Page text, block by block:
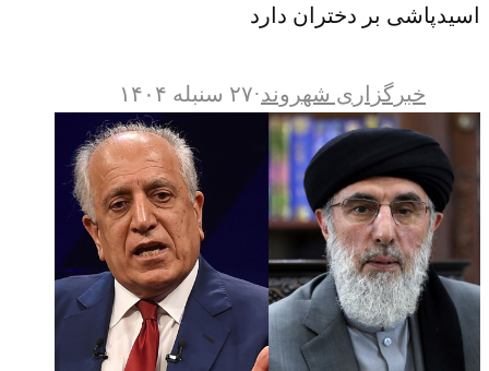
اسیدپاشی بر دختران دارد
خبرگزاری شهروند·۲۷ سنبله ۱۴۰۴